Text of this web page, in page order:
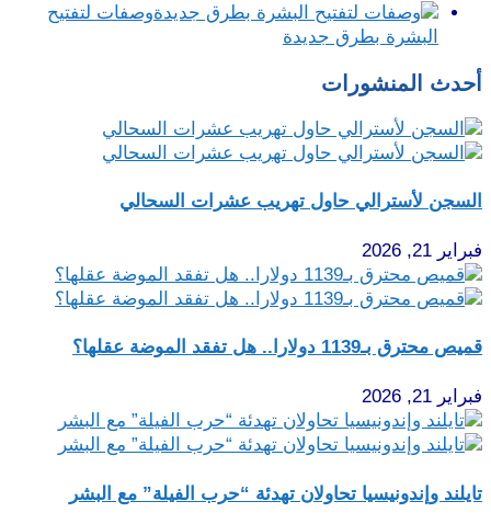
وصفات لتفتيح
البشرة بطرق جديدة
أحدث المنشورات
السجن لأسترالي حاول تهريب عشرات السحالي
فبراير 21, 2026
قميص محترق بـ1139 دولارا.. هل تفقد الموضة عقلها؟
فبراير 21, 2026
تايلند وإندونيسيا تحاولان تهدئة “حرب الفيلة” مع البشر